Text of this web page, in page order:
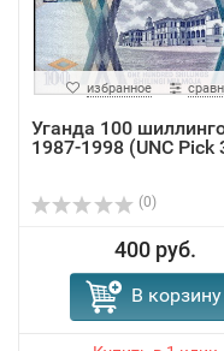
избранное
Уганда 100
1987-1998 (UNC Pick
(0)
400 руб.
В корзину